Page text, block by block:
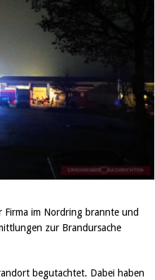
SACHE
Firma im Nordring brannte und
zur Brandursache
begutachtet. Dabei haben